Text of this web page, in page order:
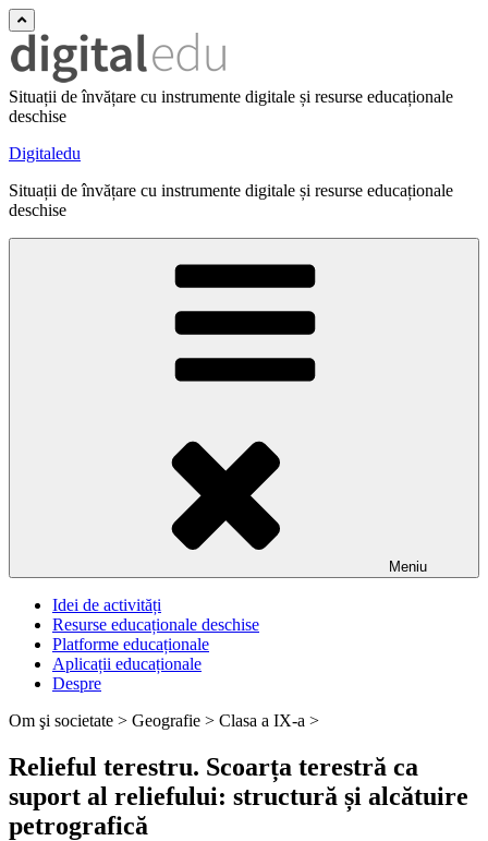
Situații de învățare cu instrumente digitale și resurse educaționale
deschise
Digitaledu
Situații de învățare cu instrumente digitale și resurse educaționale
deschise
Meniu
Idei de activități
Resurse educaționale deschise
Platforme educaționale
Aplicații educaționale
Despre
Om şi societate > Geografie > Clasa a IX-a >
Relieful terestru. Scoarța terestră ca
suport al reliefului: structură și alcătuire
petrografică